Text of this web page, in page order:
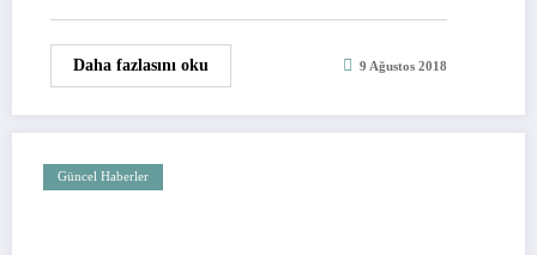
Daha fazlasını oku 9 Ağustos 2018
Güncel Haberler